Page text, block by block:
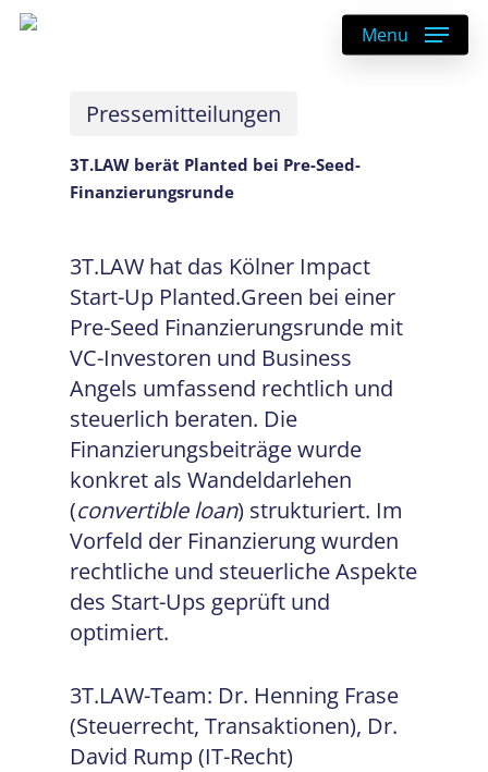
Skip
Menu
Pressemitteilungen
3T.LAW berät Planted bei Pre-Seed-
Finanzierungsrunde
3T.LAW hat das Kölner Impact
Start-Up Planted.Green bei einer
Pre-Seed Finanzierungsrunde mit
VC-Investoren und Business
Angels umfassend rechtlich und
steuerlich beraten. Die
Finanzierungsbeiträge wurde
konkret als Wandeldarlehen
(convertible loan) strukturiert. Im
Vorfeld der Finanzierung wurden
rechtliche und steuerliche Aspekte
des Start-Ups geprüft und
optimiert.
3T.LAW-Team: Dr. Henning Frase
(Steuerrecht, Transaktionen), Dr.
David Rump (IT-Recht)